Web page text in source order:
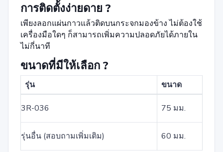
การติดตั้งง่ายดาย ?
เพียงลอกแผ่นกาวแล้วติดบนกระจกมองข้าง ไม่ต้องใช้
เครื่องมือใดๆ ก็สามารถเพิ่มความปลอดภัยได้ภายใน
ไม่กี่นาที
ขนาดที่มีให้เลือก ?
รุ่น ขนาด
3R-036 75 มม.
รุ่นอื่น (สอบถามเพิ่มเติม) 60 มม.